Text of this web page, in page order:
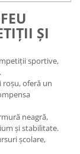
ȘI
sportive,
roșu, oferă un
neagră,
și stabilitate.
școlare,